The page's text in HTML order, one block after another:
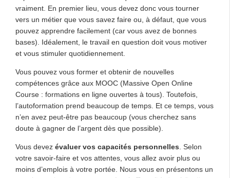
vraiment. En premier lieu, vous devez donc vous tourner
vers un métier que vous savez faire ou, à défaut, que vous
pouvez apprendre facilement (car vous avez de bonnes
bases). Idéalement, le travail en question doit vous motiver
et vous stimuler quotidiennement.
Vous pouvez vous former et obtenir de nouvelles
compétences grâce aux MOOC (Massive Open Online
Course : formations en ligne ouvertes à tous). Toutefois,
l’autoformation prend beaucoup de temps. Et ce temps, vous
n’en avez peut-être pas beaucoup (vous cherchez sans
doute à gagner de l’argent dès que possible).
Vous devez évaluer vos capacités personnelles . Selon
votre savoir-faire et vos attentes, vous allez avoir plus ou
moins d’emplois à votre portée. Nous vous en présentons un